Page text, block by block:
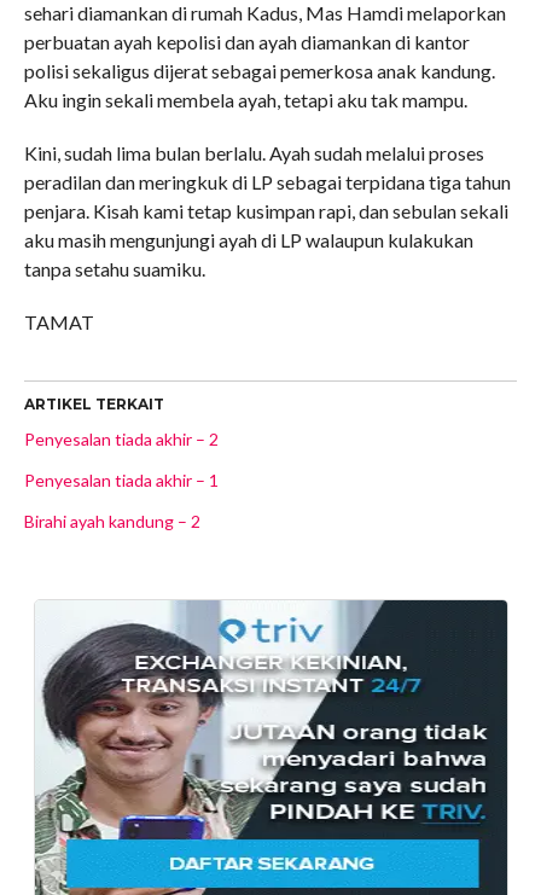
sehari diamankan di rumah Kadus, Mas Hamdi melaporkan
perbuatan ayah kepolisi dan ayah diamankan di kantor
polisi sekaligus dijerat sebagai pemerkosa anak kandung.
Aku ingin sekali membela ayah, tetapi aku tak mampu.
Kini, sudah lima bulan berlalu. Ayah sudah melalui proses
peradilan dan meringkuk di LP sebagai terpidana tiga tahun
penjara. Kisah kami tetap kusimpan rapi, dan sebulan sekali
aku masih mengunjungi ayah di LP walaupun kulakukan
tanpa setahu suamiku.
TAMAT
ARTIKEL TERKAIT
Penyesalan tiada akhir – 2
Penyesalan tiada akhir – 1
Birahi ayah kandung – 2